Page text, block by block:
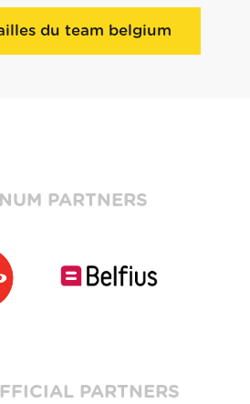
du team belgium
PARTNERS
PARTNERS